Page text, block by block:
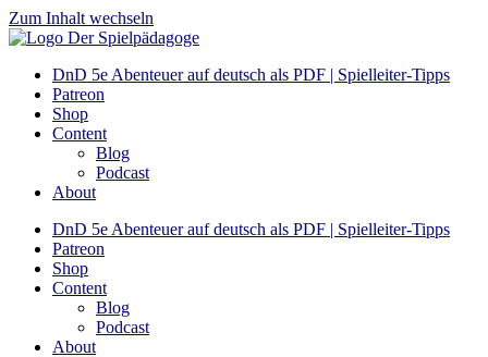
Zum Inhalt wechseln
DnD 5e Abenteuer auf deutsch als PDF | Spielleiter-Tipps
Patreon
Shop
Content
Blog
Podcast
About
DnD 5e Abenteuer auf deutsch als PDF | Spielleiter-Tipps
Patreon
Shop
Content
Blog
Podcast
About